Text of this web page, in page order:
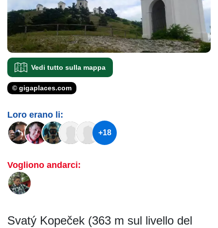
Vedi tutto sulla mappa
© gigaplaces.com
Loro erano li:
+18
Vogliono andarci:
Svatý Kopeček (363 m sul livello del